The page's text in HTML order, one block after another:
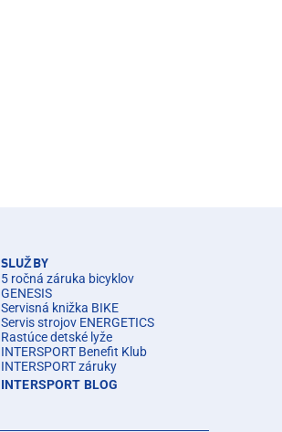
SLUŽBY
5 ročná záruka bicyklov
GENESIS
Servisná knižka BIKE
Servis strojov ENERGETICS
Rastúce detské lyže
INTERSPORT Benefit Klub
INTERSPORT záruky
INTERSPORT BLOG